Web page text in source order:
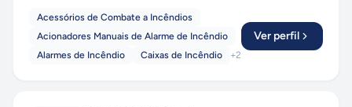
Acessórios de Combate a Incêndios
Acionadores Manuais de Alarme de Incêndio
Alarmes de Incêndio
Caixas de Incêndio +2
Ver perfil